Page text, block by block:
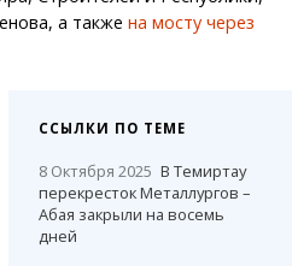
а также на мосту через
ССЫЛКИ ПО ТЕМЕ
8 Октября 2025 В Темиртау
перекресток Металлургов –
Абая закрыли на восемь
дней